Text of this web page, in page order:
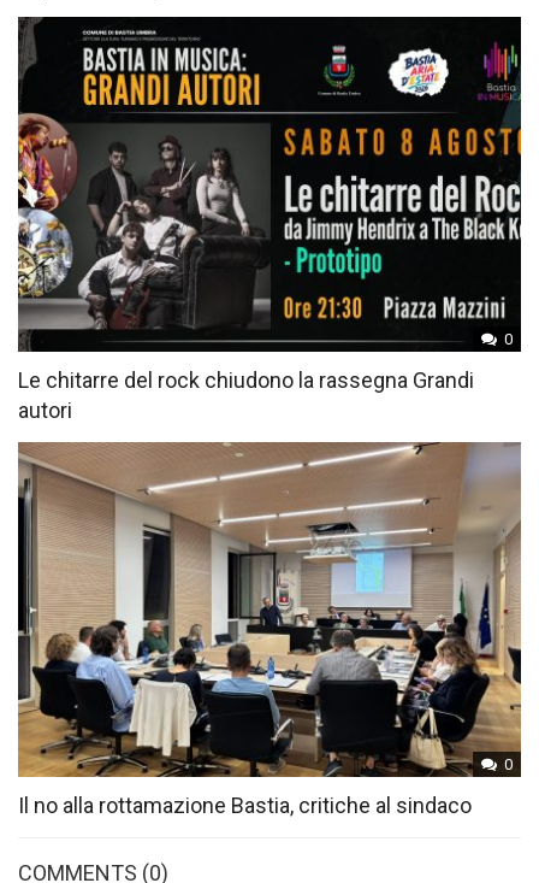
0
Le chitarre del rock chiudono la rassegna Grandi
autori
0
Il no alla rottamazione Bastia, critiche al sindaco
COMMENTS (0)